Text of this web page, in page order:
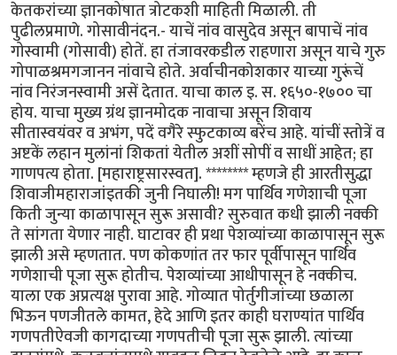
केतकरांच्या ज्ञानकोषात त्रोटकशी माहिती मिळाली. ती
पुढीलप्रमाणे. गोसावीनंदन.- याचें नांव वासुदेव असून बापाचें नांव
गोस्वामी (गोसावी) होतें. हा तंजावरकडील राहणारा असून याचे गुरु
गोपाळश्रमगजानन नांवाचे होते. अर्वाचीनकोशकार याच्या गुरूंचें
नांव निरंजनस्वामी असें देतात. याचा काल इ. स. १६५०-१७०० चा
होय. याचा मुख्य ग्रंथ ज्ञानमोदक नावाचा असून शिवाय
सीतास्वयंवर व अभंग, पदें वगैरे स्फुटकाव्य बरेंच आहे. यांचीं स्तोत्रें व
अष्टकें लहान मुलांनां शिकतां येतील अशीं सोपीं व साधीं आहेत; हा
गाणपत्य होता. [महाराष्ट्रसारस्वत]. ******** म्हणजे ही आरतीसुद्धा
शिवाजीमहाराजांइतकी जुनी निघाली! मग पार्थिव गणेशाची पूजा
किती जुन्या काळापासून सुरू असावी? सुरुवात कधी झाली नक्की
ते सांगता येणार नाही. घाटावर ही प्रथा पेशव्यांच्या काळापासून सुरू
झाली असे म्हणतात. पण कोकणांत तर फार पूर्वीपासून पार्थिव
गणेशाची पूजा सुरू होतीच. पेशव्यांच्या आधीपासून हे नक्कीच.
याला एक अप्रत्यक्ष पुरावा आहे. गोव्यात पोर्तुगीजांच्या छळाला
भिऊन पणजीतले कामत, हेदे आणि इतर काही घराण्यांत पार्थिव
गणपतीऐवजी कागदाच्या गणपतीची पूजा सुरू झाली. त्यांच्या